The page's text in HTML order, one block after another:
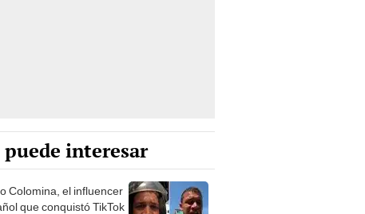
puede interesar
Colomina, el influencer
que conquistó TikTok